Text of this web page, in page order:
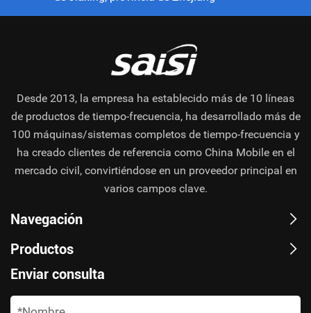
Desde 2013, la empresa ha establecido más de 10 líneas
de productos de tiempo-frecuencia, ha desarrollado más de
100 máquinas/sistemas completos de tiempo-frecuencia y
ha creado clientes de referencia como China Mobile en el
mercado civil, convirtiéndose en un proveedor principal en
varios campos clave.
Navegación
Productos
Enviar consulta